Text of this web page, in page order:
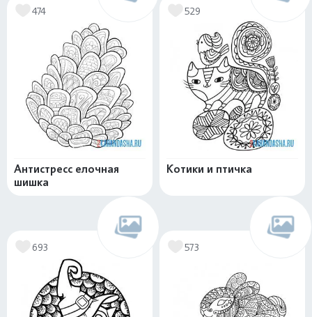
474
Антистресс елочная
шишка
529
Котики и птичка
693 573